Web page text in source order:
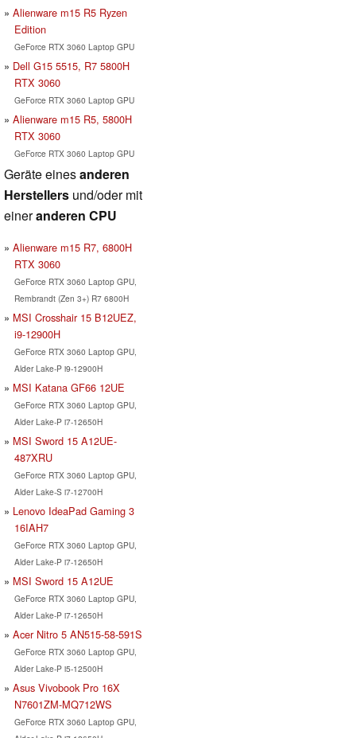
Alienware m15 R5 Ryzen
Edition
GeForce RTX 3060 Laptop GPU
Dell G15 5515, R7 5800H
RTX 3060
GeForce RTX 3060 Laptop GPU
Alienware m15 R5, 5800H
RTX 3060
GeForce RTX 3060 Laptop GPU
Geräte einesanderen
Herstellers und/oder mit
eineranderen CPU
Alienware m15 R7, 6800H
RTX 3060
GeForce RTX 3060 Laptop GPU,
Rembrandt (Zen 3+) R7 6800H
MSI Crosshair 15 B12UEZ,
i9-12900H
GeForce RTX 3060 Laptop GPU,
Alder Lake-P i9-12900H
MSI Katana GF66 12UE
GeForce RTX 3060 Laptop GPU,
Alder Lake-P i7-12650H
MSI Sword 15 A12UE-
487XRU
GeForce RTX 3060 Laptop GPU,
Alder Lake-S i7-12700H
Lenovo IdeaPad Gaming 3
16IAH7
GeForce RTX 3060 Laptop GPU,
Alder Lake-P i7-12650H
MSI Sword 15 A12UE
GeForce RTX 3060 Laptop GPU,
Alder Lake-P i7-12650H
Acer Nitro 5 AN515-58-591S
GeForce RTX 3060 Laptop GPU,
Alder Lake-P i5-12500H
Asus Vivobook Pro 16X
N7601ZM-MQ712WS
GeForce RTX 3060 Laptop GPU,